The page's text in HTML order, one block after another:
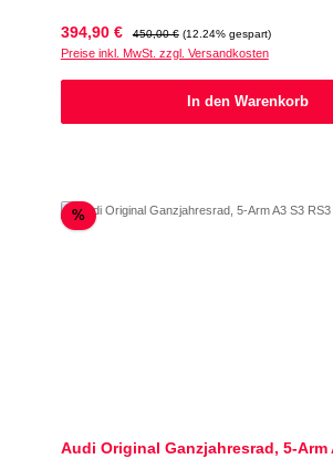
Verkaufspreis:
394,90 € Regulärer Preis:
450,00 € (12.24% gespart)
Preise inkl. MwSt. zzgl. Versandkosten
In den Warenkorb
%Rabatt
Audi Original Ganzjahresrad, 5-Arm